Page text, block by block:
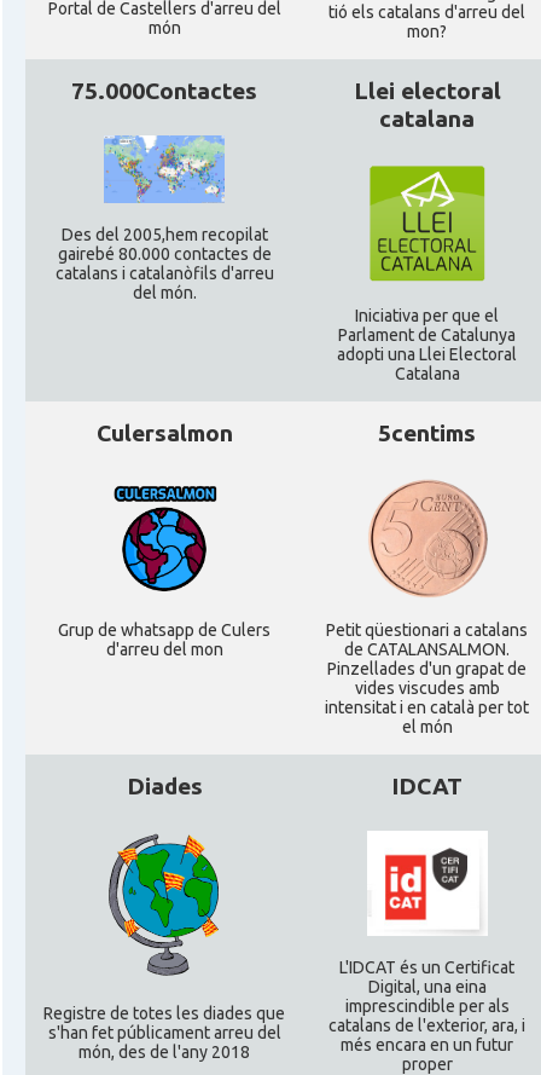
Portal de Castellers d'arreu del
món
tió els catalans d'arreu del
mon?
75.000Contactes
Des del 2005,hem recopilat
gairebé 80.000 contactes de
catalans i catalanòfils d'arreu
del món.
Llei electoral
catalana
Iniciativa per que el
Parlament de Catalunya
adopti una Llei Electoral
Catalana
Culersalmon
Grup de whatsapp de Culers
d'arreu del mon
5centims
Petit qüestionari a catalans
de CATALANSALMON.
Pinzellades d'un grapat de
vides viscudes amb
intensitat i en català per tot
el món
Diades
Registre de totes les diades que
s'han fet públicament arreu del
món, des de l'any 2018
IDCAT
L'IDCAT és un Certificat
Digital, una eina
imprescindible per als
catalans de l'exterior, ara, i
més encara en un futur
proper